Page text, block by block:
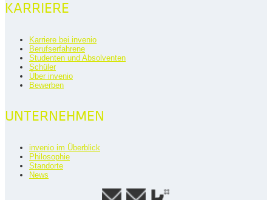
KARRIERE
Karriere bei invenio
Berufserfahrene
Studenten und Absolventen
Schüler
Über invenio
Bewerben
UNTERNEHMEN
invenio im Überblick
Philosophie
Standorte
News